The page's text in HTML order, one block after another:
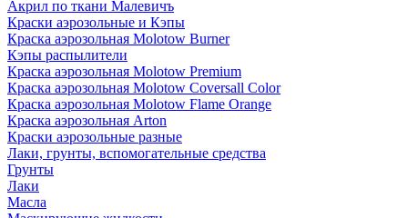
Акрил по ткани Малевичъ
Краски аэрозольные и Кэпы
Краска аэрозольная Molotow Burner
Кэпы распылители
Краска аэрозольная Molotow Premium
Краска аэрозольная Molotow Coversall Color
Краска аэрозольная Molotow Flame Orange
Краска аэрозольная Arton
Краски аэрозольные разные
Лаки, грунты, вспомогательные средства
Грунты
Лаки
Масла